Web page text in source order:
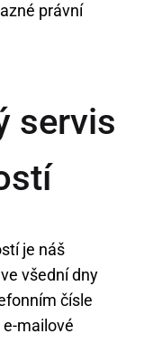
právní
servis
je náš
všední dny
čísle
mailové